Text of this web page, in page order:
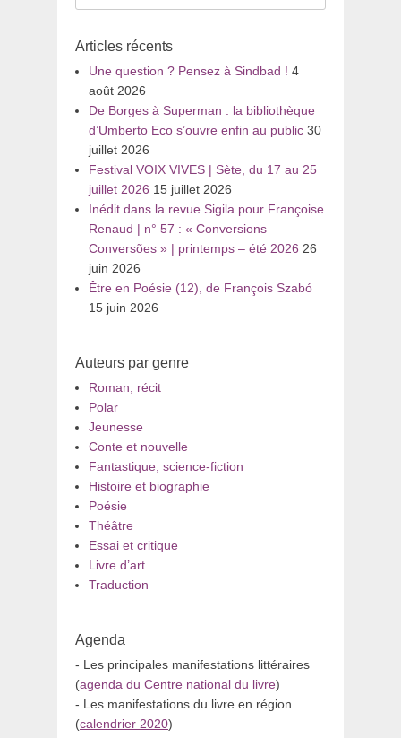
pour
Articles récents
Une question ? Pensez à Sindbad ! 4
août 2026
De Borges à Superman : la bibliothèque
d’Umberto Eco s’ouvre enfin au public 30
juillet 2026
Festival VOIX VIVES | Sète, du 17 au 25
juillet 2026 15 juillet 2026
Inédit dans la revue Sigila pour Françoise
Renaud | n° 57 : « Conversions –
Conversões » | printemps – été 2026 26
juin 2026
Être en Poésie (12), de François Szabó
15 juin 2026
Auteurs par genre
Roman, récit
Polar
Jeunesse
Conte et nouvelle
Fantastique, science-fiction
Histoire et biographie
Poésie
Théâtre
Essai et critique
Livre d’art
Traduction
Agenda
- Les principales manifestations littéraires
(agenda du Centre national du livre)
- Les manifestations du livre en région
(calendrier 2020)